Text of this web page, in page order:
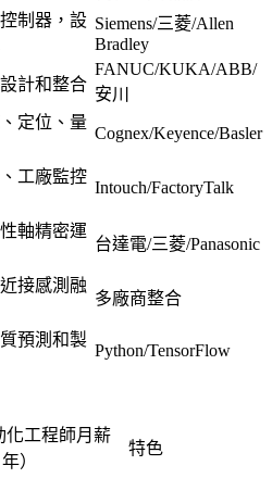
制器，設 Siemens/三菱/Allen
Bradley
計和整合
FANUC/KUKA/ABB/
安川
定位、量
Cognex/Keyence/Basler
工廠監控
Intouch/FactoryTalk
軸精密運
台達電/三菱/Panasonic
接感測融
多廠商整合
預測和製
Python/TensorFlow
化工程師月薪
年）
特色